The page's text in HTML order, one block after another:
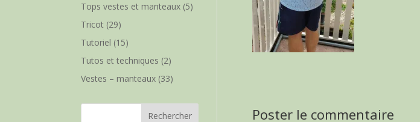
Poster le commentaire
Tops vestes et manteaux (5)
Tricot (29)
Tutoriel (15)
Tutos et techniques (2)
Vestes – manteaux (33)